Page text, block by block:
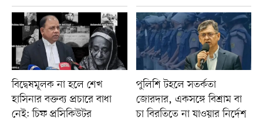
বিদ্বেষমূলক না হলে শেখ
হাসিনার বক্তব্য প্রচারে বাধা
নেই: চিফ প্রসিকিউটর
পুলিশি টহলে সতর্কতা
জোরদার, একসঙ্গে বিশ্রাম বা
চা বিরতিতে না যাওয়ার নির্দেশ